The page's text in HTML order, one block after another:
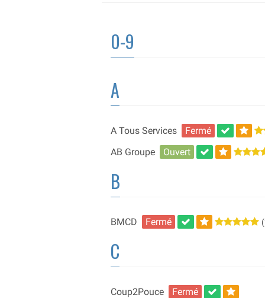
0-9
A
A Tous Services Fermé
AB Groupe Ouvert
B
BMCD Fermé
C
Coup2Pouce Fermé